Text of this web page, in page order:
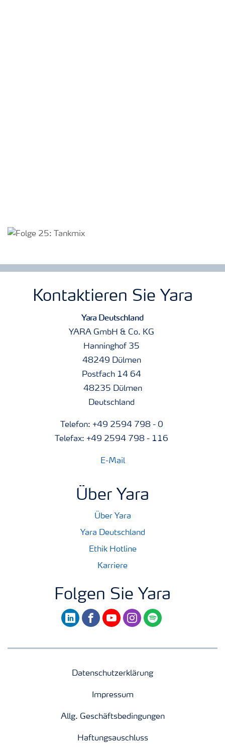
Kontaktieren Sie Yara
Yara Deutschland
YARA GmbH & Co. KG
Hanninghof 35
48249 Dülmen
Postfach 14 64
48235 Dülmen
Deutschland
Telefon: +49 2594 798 - 0
Telefax: +49 2594 798 - 116
E-Mail
Über Yara
Über Yara
Yara Deutschland
Ethik Hotline
Karriere
Folgen Sie Yara
linkedinfacebookyoutubeinstagram
spotify
Datenschutzerklärung
Impressum
Allg. Geschäftsbedingungen
Haftungsauschluss